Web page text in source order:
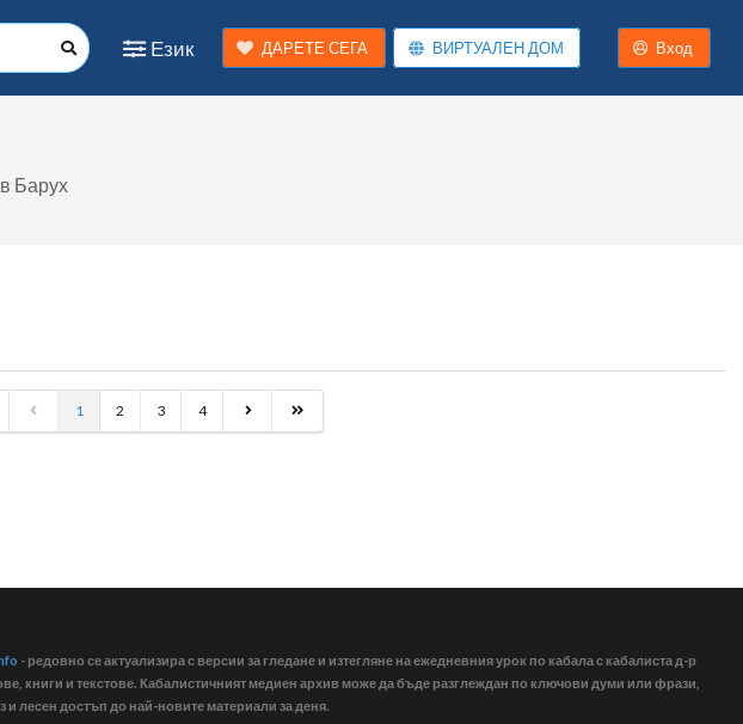
Език ДАРЕТЕ СЕГА ВИРТУАЛЕН ДОМ Вход
Барух
1 2 3 4
- редовно се актуализира с версии за гледане и изтегляне на ежедневния урок по кабала с кабалиста д-р
книги и текстове. Кабалистичният медиен архив може да бъде разглеждан по ключови думи или фрази,
и лесен достъп до най-новите материали за деня.